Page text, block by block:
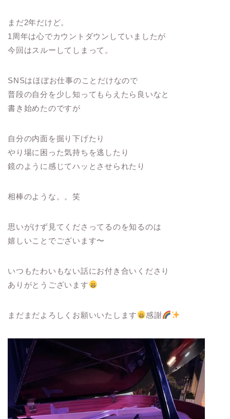
まだ2年だけど。
1周年は心でカウントダウンしていましたが
今回はスルーしてしまって。
SNSはほぼお仕事のことだけなので
普段の自分を少し知ってもらえたら良いなと
書き始めたのですが
自分の内面を掘り下げたり
やり場に困った気持ちを逃したり
鏡のように感じてハッとさせられたり
相棒のような。。笑
思いがけず見てくださってるのを知るのは
嬉しいことでございます〜
いつもたわいもない話にお付き合いくださり
ありがとうございます
まだまだよろしくお願いいたします 感謝